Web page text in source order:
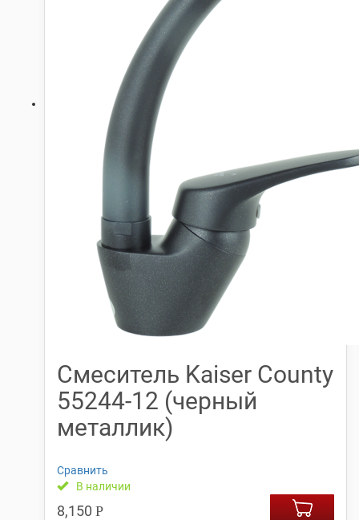
Смеситель Kaiser County
55244-12 (черный
металлик)
Сравнить
В наличии
8,150 Р